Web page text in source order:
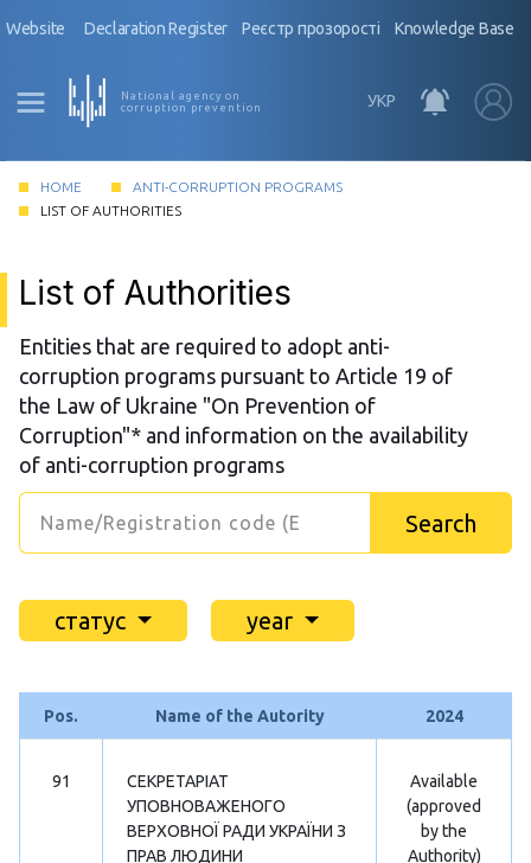
Website Declaration Register Реєстр прозорості Knowledge Base
National agency on
corruption prevention
УКР
HOME
ANTI-CORRUPTION PROGRAMS
LIST OF AUTHORITIES
List of Authorities
Entities that are required to adopt anti-
corruption programs pursuant to Article 19 of
the Law of Ukraine "On Prevention of
Corruption"* and information on the availability
of anti-corruption programs
Search
статус year
Pos. Name of the Autority 2024
91
СЕКРЕТАРІАТ
УПОВНОВАЖЕНОГО
ВЕРХОВНОЇ РАДИ УКРАЇНИ З
ПРАВ ЛЮДИНИ
Available
(approved
by the
Authority)